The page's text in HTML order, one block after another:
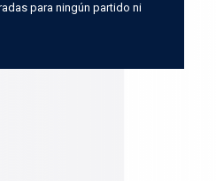
para ningún partido ni